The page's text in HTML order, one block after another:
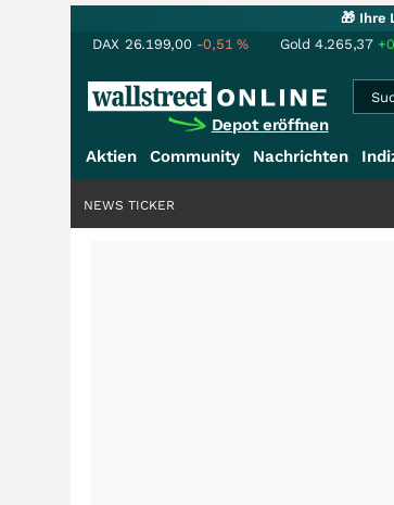
🎁 Ihre
DAX 26.199,00 -0,51% Gold 4.265,37
Depot eröffnen
Aktien Community Nachrichten
NEWS TICKER